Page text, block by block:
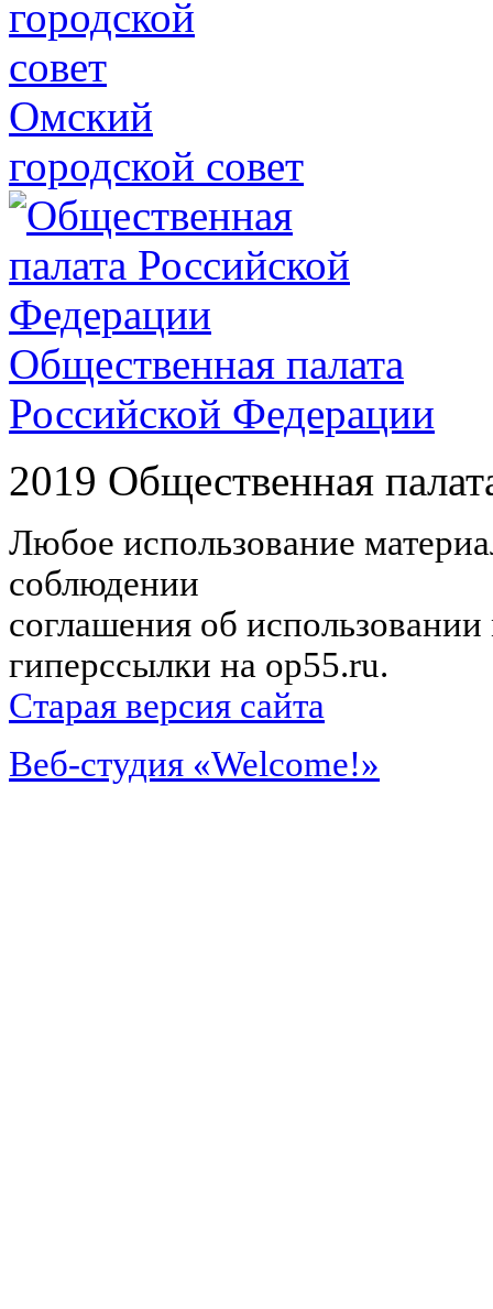
Омский
городской совет
Общественная палата
Российской Федерации
2019 Общественная
Любое использование
соблюдении
соглашения об
гиперссылки на op55.ru.
Старая версия сайта
Веб-студия «Welcome!»